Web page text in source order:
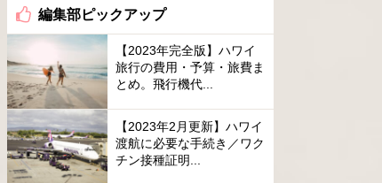
編集部ピックアップ
【2023年完全版】ハワイ
旅行の費用・予算・旅費ま
とめ。飛行機代...
【2023年2月更新】ハワイ
渡航に必要な手続き／ワク
チン接種証明...